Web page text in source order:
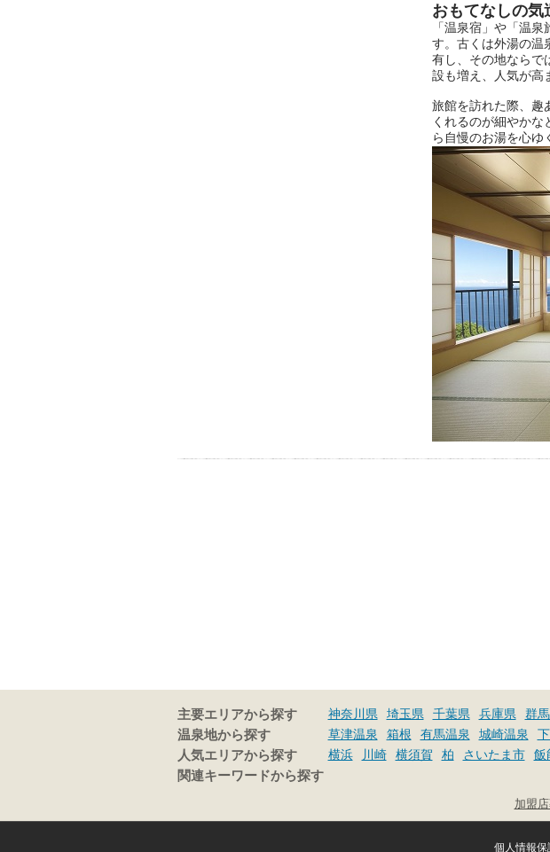
おもてなしの気
「温泉宿」や「温
す。古くは外湯の温
有し、その地ならで
設も増え、人気が高
旅館を訪れた際、趣
くれるのが細やか
ら自慢のお湯を心ゆ
主要エリアから探す 神奈川県 埼玉県 千葉県 兵庫県 群
温泉地から探す
草津温泉 箱根 有馬温泉 城崎温泉
人気エリアから探す
横浜 川崎 横須賀 柏 さいたま市 飯
関連キーワードから探す
加盟
個人情報保